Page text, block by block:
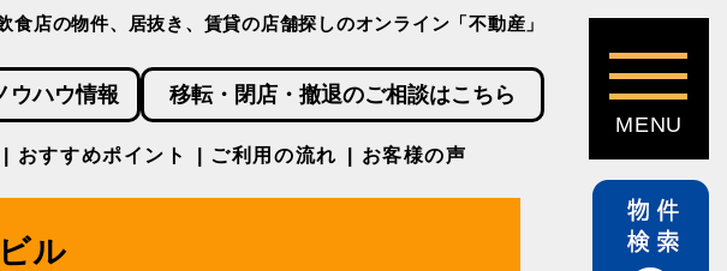
食店の物件、居抜き、賃貸の店舗探しのオンライン「不動産」
ウハウ情報 移転・閉店・撤退のご相談はこちら
おすすめポイント ご利用の流れ お客様の声
ル